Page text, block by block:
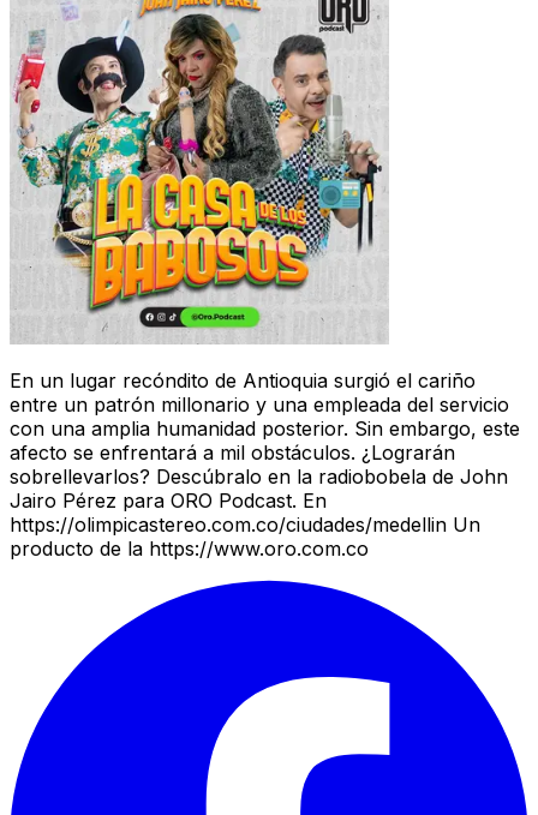
En un lugar recóndito de Antioquia surgió el cariño
entre un patrón millonario y una empleada del servicio
con una amplia humanidad posterior. Sin embargo, este
afecto se enfrentará a mil obstáculos. ¿Lograrán
sobrellevarlos? Descúbralo en la radiobobela de John
Jairo Pérez para ORO Podcast. En
https://olimpicastereo.com.co/ciudades/medellin Un
producto de la https://www.oro.com.co